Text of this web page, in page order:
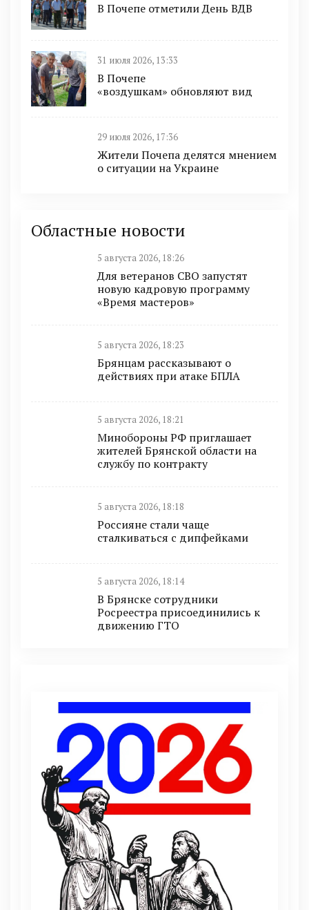
В Почепе отметили День ВДВ
31 июля 2026, 13:33
В Почепе
«воздушкам» обновляют вид
29 июля 2026, 17:36
Жители Почепа делятся мнением
о ситуации на Украине
Областные новости
5 августа 2026, 18:26
Для ветеранов СВО запустят
новую кадровую программу
«Время мастеров»
5 августа 2026, 18:23
Брянцам рассказывают о
действиях при атаке БПЛА
5 августа 2026, 18:21
Минобoроны РФ приглaшaет
житeлeй Брянской области на
службу по контракту
5 августа 2026, 18:18
Россияне стали чаще
сталкиваться с дипфейками
5 августа 2026, 18:14
В Брянске сотрудники
Росреестра присоединились к
движению ГТО